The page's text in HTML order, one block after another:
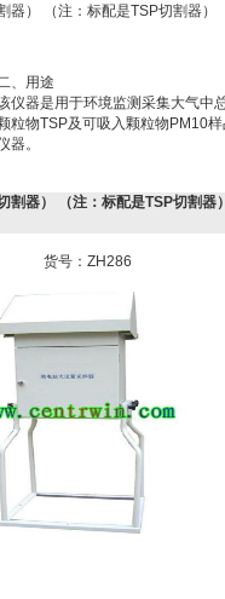
器） （注：标配是TSP切割器）
、用途
仪器是用于环境监测采集大气中
粒物TSP及可吸入颗粒物PM10样
器。
器） （注：标配是TSP切割器）
货号：ZH286